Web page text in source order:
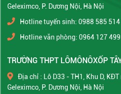
Geleximco, P. Dương Nội, Hà Nội
Hotline tuyển sinh: 0988 585 514
Hotline văn phòng: 0964 127
TRƯỜNG THPT LÔMÔNÔXỐP
Địa chỉ : Lô D33 - TH1, Khu D,
Geleximco, P. Dương Nội, Hà Nội